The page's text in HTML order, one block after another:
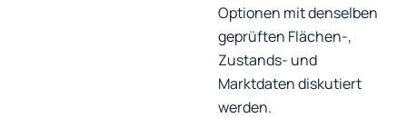
Optionen mit denselben
geprüften Flächen-,
Zustands- und
Marktdaten diskutiert
werden.